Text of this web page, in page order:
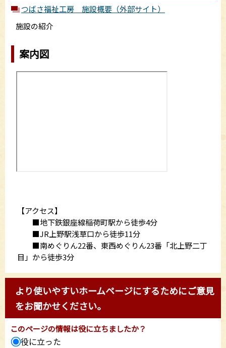
つばさ福祉工房 施設概要（外部サイト）
施設の紹介
案内図
【アクセス】
■地下鉄銀座線稲荷町駅から徒歩4分
■JR上野駅浅草口から徒歩11分
■南めぐりん22番、東西めぐりん23番「北上野二丁
目」から徒歩3分
より使いやすいホームページにするためにご意見
をお聞かせください。
このページの情報は役に立ちましたか？
役に立った